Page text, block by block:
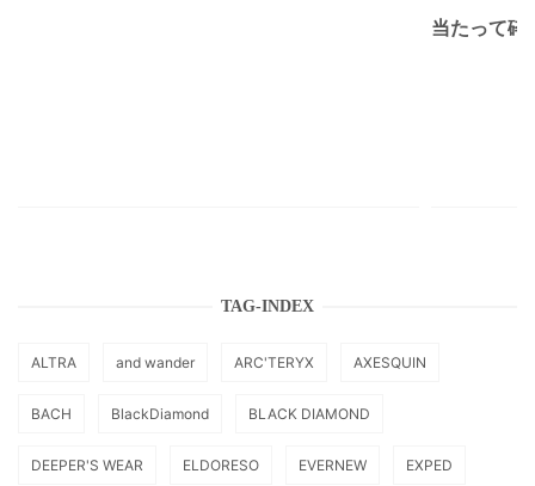
当たって砕
TAG-INDEX
ALTRA and wander ARC'TERYX AXESQUIN
BACH BlackDiamond BLACK DIAMOND
DEEPER'S WEAR ELDORESO EVERNEW EXPED